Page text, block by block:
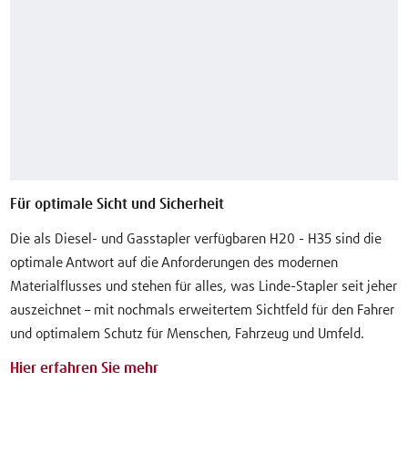
Für optimale Sicht und Sicherheit
Die als Diesel- und Gasstapler verfügbaren H20 - H35 sind die
optimale Antwort auf die Anforderungen des modernen
Materialflusses und stehen für alles, was Linde-Stapler seit jeher
auszeichnet – mit nochmals erweitertem Sichtfeld für den Fahrer
und optimalem Schutz für Menschen, Fahrzeug und Umfeld.
Hier erfahren Sie mehr